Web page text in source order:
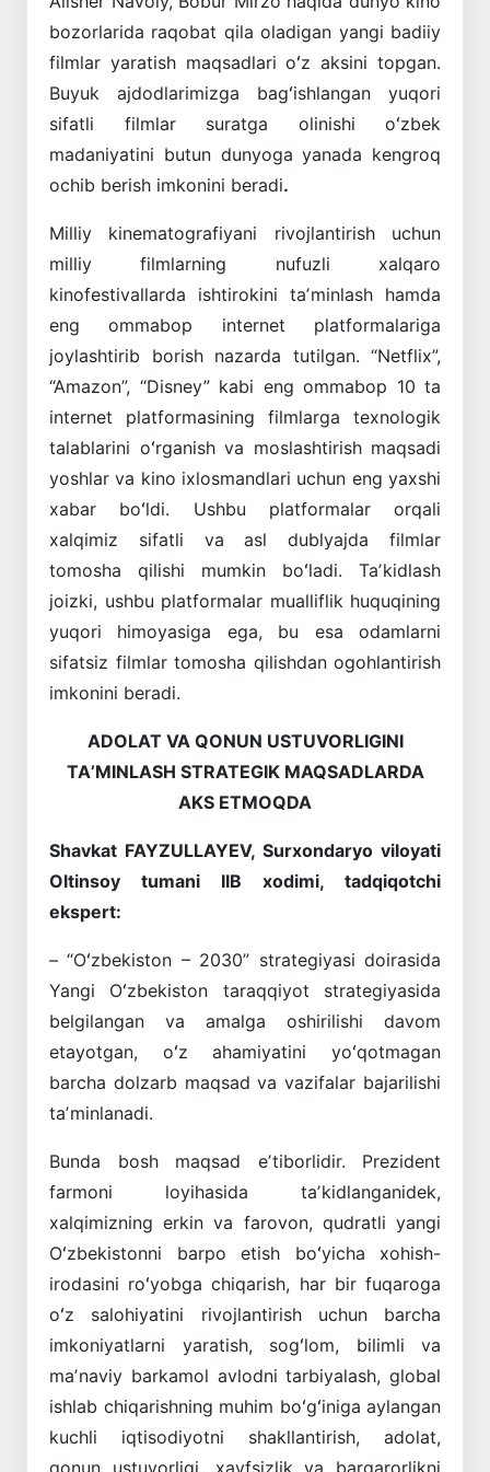
bozorlarida raqobat qila oladigan yangi badiiy
filmlar yaratish maqsadlari oʻz aksini topgan.
Buyuk ajdodlarimizga bagʻishlangan yuqori
sifatli filmlar suratga olinishi oʻzbek
madaniyatini butun dunyoga yanada kengroq
ochib berish imkonini beradi.
Milliy kinematografiyani rivojlantirish uchun
milliy filmlarning nufuzli xalqaro
kinofestivallarda ishtirokini taʼminlash hamda
eng ommabop internet platformalariga
joylashtirib borish nazarda tutilgan. “Netflix”,
“Amazon”, “Disney” kabi eng ommabop 10 ta
internet platformasining filmlarga texnologik
talablarini oʻrganish va moslashtirish maqsadi
yoshlar va kino ixlosmandlari uchun eng yaxshi
xabar boʻldi. Ushbu platformalar orqali
xalqimiz sifatli va asl dublyajda filmlar
tomosha qilishi mumkin boʻladi. Taʼkidlash
joizki, ushbu platformalar mualliflik huquqining
yuqori himoyasiga ega, bu esa odamlarni
sifatsiz filmlar tomosha qilishdan ogohlantirish
imkonini beradi.
ADOLAT VA QONUN USTUVORLIGINI
TAʼMINLASH STRATEGIK MAQSADLARDA
AKS ETMOQDA
Shavkat FAYZULLAYEV,Surxondaryo viloyati
Oltinsoy tumani IIB xodimi, tadqiqotchi
ekspert:
– “Oʻzbekiston – 2030” strategiyasi doirasida
Yangi Oʻzbekiston taraqqiyot strategiyasida
belgilangan va amalga oshirilishi davom
etayotgan, oʻz ahamiyatini yoʻqotmagan
barcha dolzarb maqsad va vazifalar bajarilishi
taʼminlanadi.
Bunda bosh maqsad eʼtiborlidir. Prezident
farmoni loyihasida taʼkidlanganidek,
xalqimizning erkin va farovon, qudratli yangi
Oʻzbekistonni barpo etish boʻyicha xohish-
irodasini roʻyobga chiqarish, har bir fuqaroga
oʻz salohiyatini rivojlantirish uchun barcha
imkoniyatlarni yaratish, sogʻlom, bilimli va
maʼnaviy barkamol avlodni tarbiyalash, global
ishlab chiqarishning muhim boʻgʻiniga aylangan
kuchli iqtisodiyotni shakllantirish, adolat,
qonun ustuvorligi, xavfsizlik va barqarorlikni